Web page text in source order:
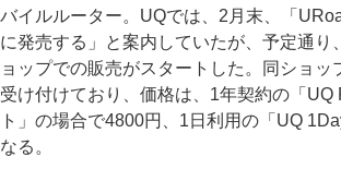
バイルルーター。UQでは、2月末、「
に発売する」と案内していたが、予定通り
ョップでの販売がスタートした。同ショッ
受け付けており、価格は、1年契約の「UQ
ト」の場合で4800円、1日利用の「UQ
なる。